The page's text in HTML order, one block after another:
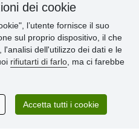
dei cookie
l’utente fornisce il suo
sul proprio dispositivo, il che
dell'utilizzo dei dati e le
rifiutarti di farlo , ma ci farebbe
Accetta tutti i cookie